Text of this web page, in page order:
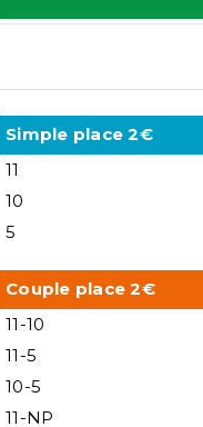
Simple place 2€
11
10
5
Couple place 2€
11-10
11-5
10-5
11-NP